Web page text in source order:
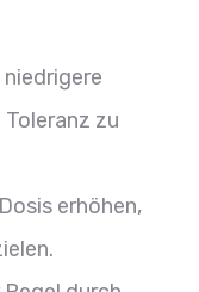
zu
erhöhen,